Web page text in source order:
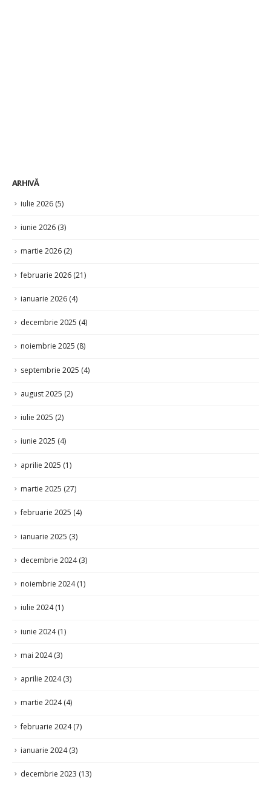
ARHIVĂ
iulie 2026 (5)
iunie 2026 (3)
martie 2026 (2)
februarie 2026 (21)
ianuarie 2026 (4)
decembrie 2025 (4)
noiembrie 2025 (8)
septembrie 2025 (4)
august 2025 (2)
iulie 2025 (2)
iunie 2025 (4)
aprilie 2025 (1)
martie 2025 (27)
februarie 2025 (4)
ianuarie 2025 (3)
decembrie 2024(3)
noiembrie 2024(1)
iulie 2024(1)
iunie 2024(1)
mai 2024(3)
aprilie 2024(3)
martie 2024(4)
februarie 2024(7)
ianuarie 2024(3)
decembrie 2023 (13)